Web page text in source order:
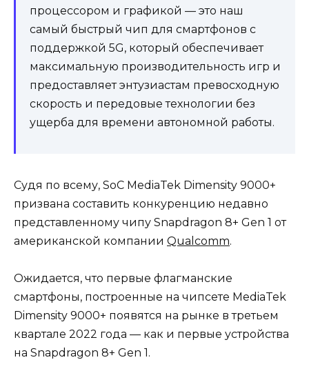
процессором и графикой — это наш
самый быстрый чип для смартфонов с
поддержкой 5G, который обеспечивает
максимальную производительность игр и
предоставляет энтузиастам превосходную
скорость и передовые технологии без
ущерба для времени автономной работы.
Судя по всему, SoC MediaTek Dimensity 9000+
призвана составить конкуренцию недавно
представленному чипу Snapdragon 8+ Gen 1 от
американской компании Qualcomm.
Ожидается, что первые флагманские
смартфоны, построенные на чипсете MediaTek
Dimensity 9000+ появятся на рынке в третьем
квартале 2022 года — как и первые устройства
на Snapdragon 8+ Gen 1.